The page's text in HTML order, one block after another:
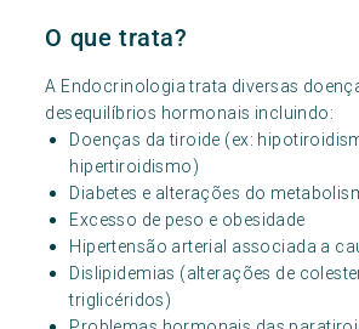
O que trata?
A Endocrinologia trata diversas
desequilíbrios hormonais incluindo:
Doenças da tiroide (ex:
hipertiroidismo)
Diabetes e alterações do
Excesso de peso e obesidade
Hipertensão arterial associada a
Dislipidemias (alterações de
triglicéridos)